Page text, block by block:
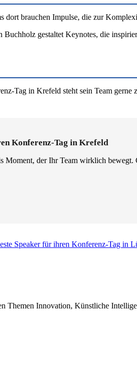
dort brauchen Impulse, die zur
gestaltet Keynotes, die
Tag in Krefeld steht sein Team gerne
Konferenz-Tag in Krefeld
Moment, der Ihr Team wirklich bewegt.
Speaker für ihren Konferenz-Tag in
Themen Innovation, Künstliche